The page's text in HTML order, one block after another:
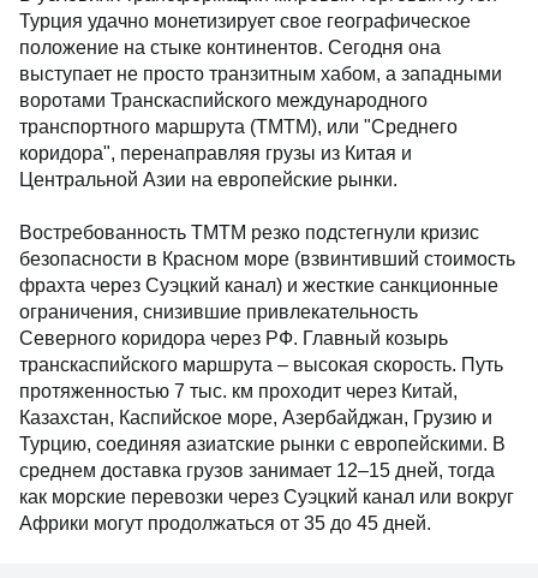
Турция удачно монетизирует свое географическое
положение на стыке континентов. Сегодня она
выступает не просто транзитным хабом, а западными
воротами Транскаспийского международного
транспортного маршрута (ТМТМ), или "Среднего
коридора", перенаправляя грузы из Китая и
Центральной Азии на европейские рынки.
Востребованность ТМТМ резко подстегнули кризис
безопасности в Красном море (взвинтивший стоимость
фрахта через Суэцкий канал) и жесткие санкционные
ограничения, снизившие привлекательность
Северного коридора через РФ. Главный козырь
транскаспийского маршрута – высокая скорость. Путь
протяженностью 7 тыс. км проходит через Китай,
Казахстан, Каспийское море, Азербайджан, Грузию и
Турцию, соединяя азиатские рынки с европейскими. В
среднем доставка грузов занимает 12–15 дней, тогда
как морские перевозки через Суэцкий канал или вокруг
Африки могут продолжаться от 35 до 45 дней.